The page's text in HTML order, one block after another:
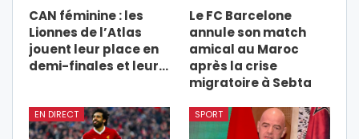
CAN féminine : les
Lionnes de l’Atlas
jouent leur place en
demi-finales et leur…
Le FC Barcelone
annule son match
amical au Maroc
après la crise
migratoire à Sebta
EN DIRECT SPORT